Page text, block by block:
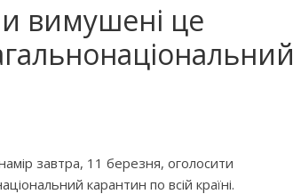
вимушені це
завтра, 11 березня, оголосити
карантин по всій країні.